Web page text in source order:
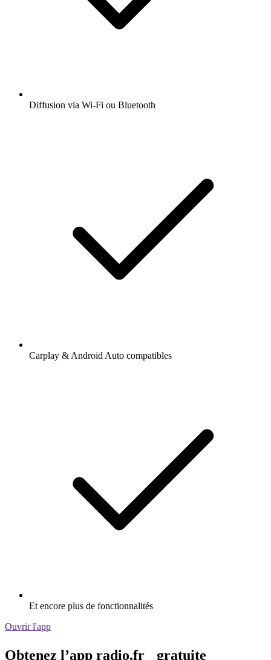
Diffusion via Wi-Fi ou Bluetooth
Carplay & Android Auto compatibles
Et encore plus de fonctionnalités
Ouvrir l'app
Obtenez l’app radio.fr gratuite